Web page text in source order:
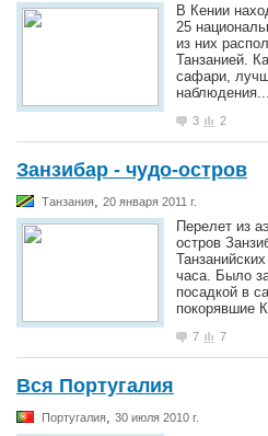
В Кении
25
из них
Танзанией.
сафари,
наблюдения...
3 2
Занзибар - чудо-остров
Танзания, 20 января 2011 г.
Перелет из
остров
часа. Было
посадкой в
покорявшие
7 7
Вся Португалия
Португалия, 30 июля 2010 г.